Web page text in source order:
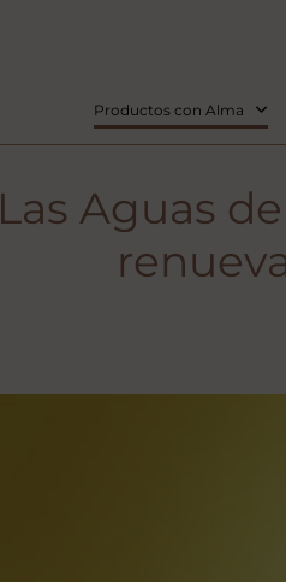
Productos con Alma
Las Aguas